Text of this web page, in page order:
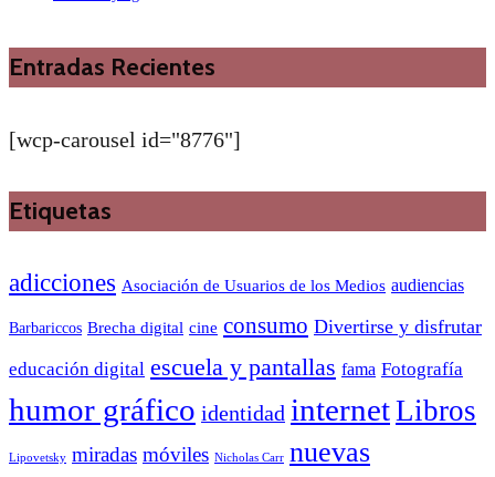
Entradas Recientes
[wcp-carousel id="8776"]
Etiquetas
adicciones Asociación de Usuarios de los Medios audiencias
Barbariccos Brecha digital cine consumo Divertirse y disfrutar
educación digital escuela y pantallas fama Fotografía
humor gráfico identidad internetLibros
Lipovetsky miradas móviles Nicholas Carr nuevas